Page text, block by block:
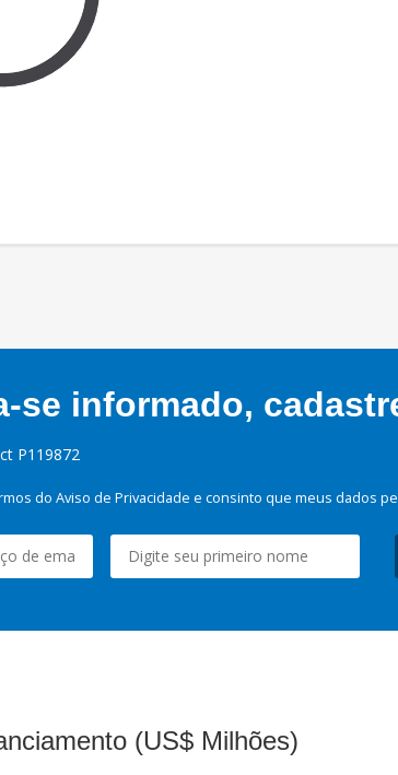
se informado,
P119872
do Aviso de Privacidade e consinto que meus dados
(US$ Milhões)